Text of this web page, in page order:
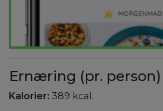
Ernæring (pr. person)
Kalorier: 389 kcal.